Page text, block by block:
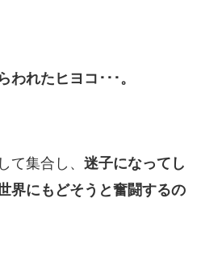
われたヒヨコ･･･。
集合し、 迷子になってし
界にもどそうと奮闘するの